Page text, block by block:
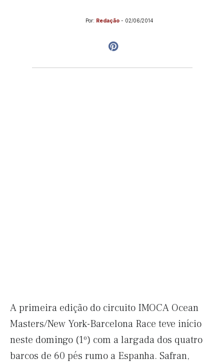
Por: Redação - 02/06/2014
A primeira edição do circuito IMOCA Ocean
Masters/New York-Barcelona Race teve início
neste domingo (1º) com a largada dos quatro
barcos de 60 pés rumo a Espanha. Safran,